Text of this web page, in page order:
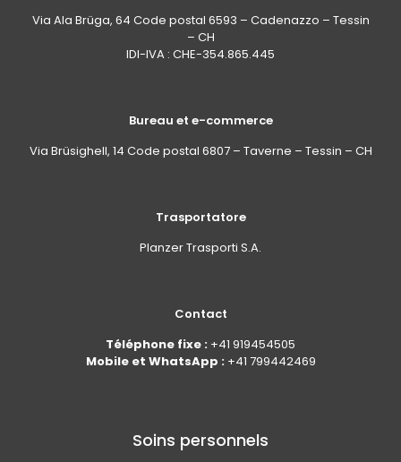
Via Ala Brüga, 64 Code postal 6593 – Cadenazzo – Tessin
– CH
IDI-IVA : CHE-354.865.445
Bureau et e-commerce
Via Brüsighell, 14 Code postal 6807 – Taverne – Tessin – CH
Trasportatore
Planzer Trasporti S.A.
Contact
Téléphone fixe : +41 919454505
Mobile et WhatsApp : +41 799442469
Soins personnels